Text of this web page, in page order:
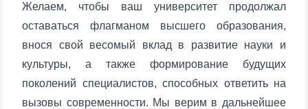
Желаем, чтобы ваш университет продолжал
оставаться флагманом высшего образования,
внося свой весомый вклад в развитие науки и
культуры, а также формирование будущих
поколений специалистов, способных ответить на
вызовы современности. Мы верим в дальнейшее